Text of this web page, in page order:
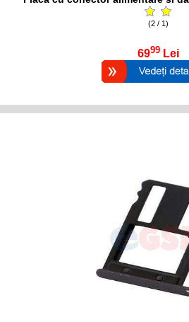
(2 / 1)
6999 Lei